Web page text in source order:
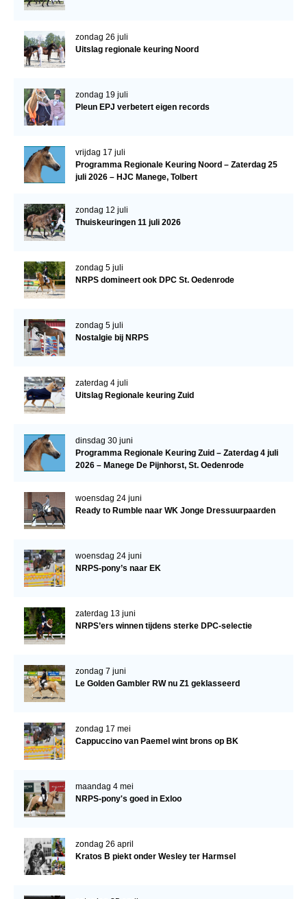
Informatie veulen registratie
Veulen registratie
Predicaten
Röntgenonderzoek
WBSFH
Zoek een hengst
Hengstenselectie
ZADEL 2026
Verrichtingsonderzoek NRPS
Verrichtingsonderzoek 2024-2025
Verrichtingsonderzoek 2022-2023
Verrichtingsonderzoek 2021-2022
Verrichtingsonderzoek 2019-2020
Paard te koop
Inloggen
CONTACT
REGIO'S
Bestuur Regio Noord
Bestuur Regio Midden
Regio West
Bestuur Regio West
Regio Zuid
Word vrijiwilliger
KALENDER
zondag 26 juli
Uitslag regionale keuring Noord
zondag 19 juli
Pleun EPJ verbetert eigen records
vrijdag 17 juli
Programma Regionale Keuring Noord – Zaterdag 25
juli 2026 – HJC Manege, Tolbert
zondag 12 juli
Thuiskeuringen 11 juli 2026
zondag 5 juli
NRPS domineert ook DPC St. Oedenrode
zondag 5 juli
Nostalgie bij NRPS
zaterdag 4 juli
Uitslag Regionale keuring Zuid
dinsdag 30 juni
Programma Regionale Keuring Zuid – Zaterdag 4 juli
2026 – Manege De Pijnhorst, St. Oedenrode
woensdag 24 juni
Ready to Rumble naar WK Jonge Dressuurpaarden
woensdag 24 juni
NRPS-pony’s naar EK
zaterdag 13 juni
NRPS’ers winnen tijdens sterke DPC-selectie
zondag 7 juni
Le Golden Gambler RW nu Z1 geklasseerd
zondag 17 mei
Cappuccino van Paemel wint brons op BK
maandag 4 mei
NRPS-pony's goed in Exloo
zondag 26 april
Kratos B piekt onder Wesley ter Harmsel